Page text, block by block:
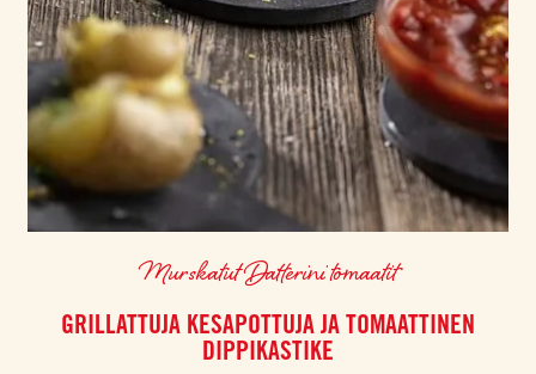
Murskatut Datterini tomaatit
GRILLATTUJA KESAPOTTUJA JA TOMAATTINEN
DIPPIKASTIKE